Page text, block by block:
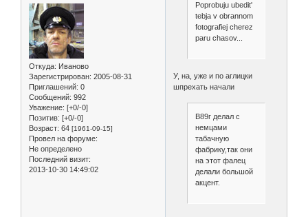
Откуда: Иваново
Зарегистрирован: 2005-08-31
Приглашений: 0
Сообщений: 992
Уважение: [+0/-0]
Позитив: [+0/-0]
Возраст: 64 [1961-09-15]
Провел на форуме:
Не определено
Последний визит:
2013-10-30 14:49:02
Poprobuju ubedit'
tebja v obrannom
fotografiej cherez
paru chasov...
У, на, уже и по аглицки
шпрехать начали
В89г делал с
немцами
табачную
фабрику,так они
на этот фалец
делали большой
акцент.